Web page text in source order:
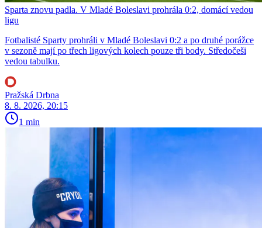
Sparta znovu padla. V Mladé Boleslavi prohrála 0:2, domácí vedou
ligu
Fotbalisté Sparty prohráli v Mladé Boleslavi 0:2 a po druhé porážce
v sezoně mají po třech ligových kolech pouze tři body. Středočeši
vedou tabulku.
Pražská Drbna
8. 8. 2026, 20:15
1 min